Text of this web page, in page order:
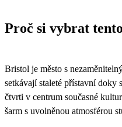
Proč si vybrat
Bristol je město s
setkávají staleté přístavní doky
čtvrti v centrum současné
šarm s uvolněnou atmosférou